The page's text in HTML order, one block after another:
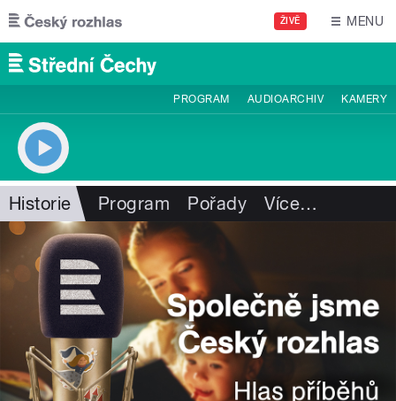
Přejít k hlavnímu obsahu
ŽIVĚ MENU
PROGRAM AUDIOARCHIV KAMERY
Historie Program Pořady Více…